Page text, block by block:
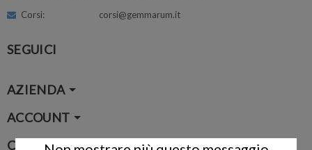
Corsi: corsi@gemmarum.it
SEGUICI
AZIENDA
ACCOUNT
CONTATTI